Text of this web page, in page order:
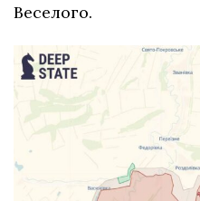
Веселого.